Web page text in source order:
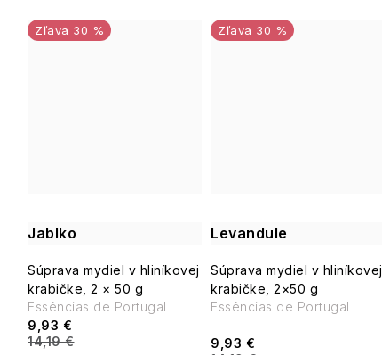
t
t
Jablko
30 %
Súprava mydiel v hliníkovej
krabičke, 2 × 50 g
9,93 €
14,19 €
Essências de Portugal
Levandule
30 %
Súprava mydiel v hliníkovej
krabičke, 2×50 g
9,93 €
Essências de Portugal